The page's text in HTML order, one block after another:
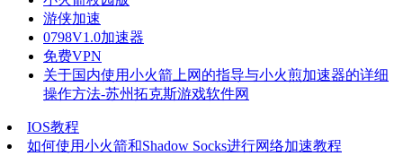
游侠加速
0798V1.0加速器
免费VPN
关于国内使用小火箭上网的指导与小火煎加速器的详细
操作方法-苏州拓克斯游戏软件网
IOS教程
如何使用小火箭和Shadow Socks进行网络加速教程